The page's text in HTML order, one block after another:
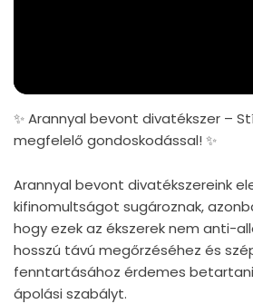
✨ Arannyal bevont divatékszer –
megfelelő gondoskodással! ✨
Arannyal bevont divatékszereink
kifinomultságot sugároznak,
hogy ezek az ékszerek nem anti-
hosszú távú megőrzéséhez és
fenntartásához érdemes
ápolási szabályt.